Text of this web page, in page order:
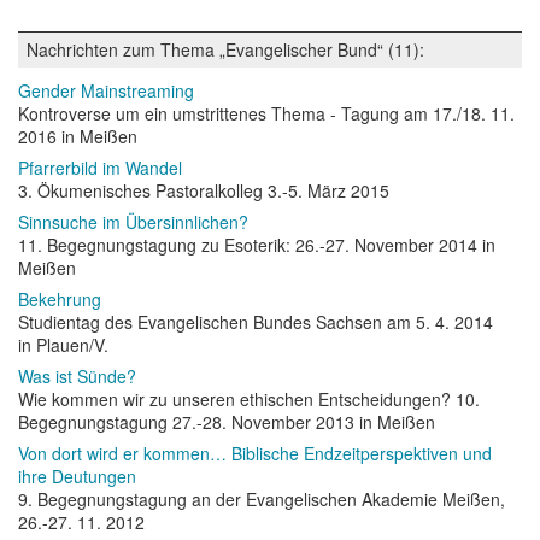
Nachrichten zum Thema „Evangelischer Bund“ (11):
Gender Mainstreaming
Kontroverse um ein umstrittenes Thema - Tagung am 17./18. 11.
2016 in Meißen
Pfarrerbild im Wandel
3. Ökumenisches Pastoralkolleg 3.-5. März 2015
Sinnsuche im Übersinnlichen?
11. Begegnungstagung zu Esoterik: 26.-27. November 2014 in
Meißen
Bekehrung
Studientag des Evangelischen Bundes Sachsen am 5. 4. 2014
in Plauen/V.
Was ist Sünde?
Wie kommen wir zu unseren ethischen Entscheidungen? 10.
Begegnungstagung 27.-28. November 2013 in Meißen
Von dort wird er kommen… Biblische Endzeitperspektiven und
ihre Deutungen
9. Begegnungstagung an der Evangelischen Akademie Meißen,
26.-27. 11. 2012